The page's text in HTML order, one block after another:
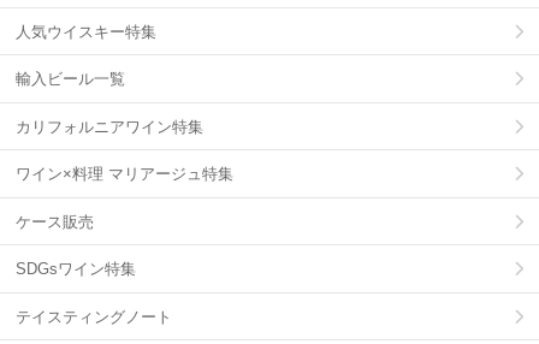
人気ウイスキー特集
輸入ビール一覧
カリフォルニアワイン特集
ワイン×料理 マリアージュ特集
ケース販売
SDGsワイン特集
テイスティングノート